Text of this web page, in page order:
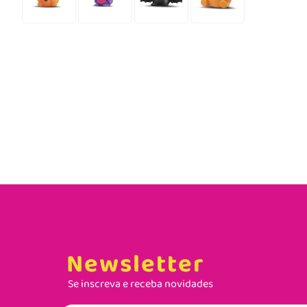
Newsletter
Se inscreva e receba novidades